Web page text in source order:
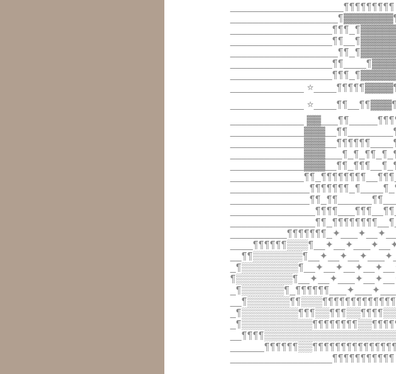
____________________¶¶¶¶¶¶¶¶¶
_____________
_____________
_____________
__________________¶¶¶¶¶¶¶¶¶¶¶